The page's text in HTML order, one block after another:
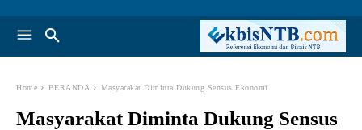
Home BERANDA Masyarakat Diminta Dukung Sensus Ekonomi
Masyarakat Diminta Dukung Sensus